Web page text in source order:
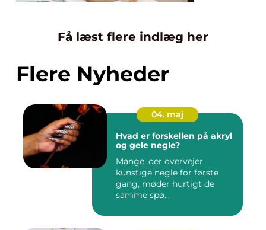
Få læst flere indlæg her
Flere Nyheder
04. maj
Hvad er forskellen på akryl
og gele negle?
Mange, der overvejer
kunstige negle for første
gang, møder hurtigt de
samme spø...